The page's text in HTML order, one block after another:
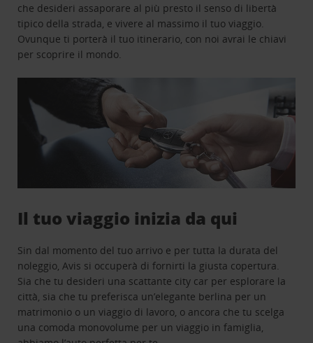
che desideri assaporare al più presto il senso di libertà
tipico della strada, e vivere al massimo il tuo viaggio.
Ovunque ti porterà il tuo itinerario, con noi avrai le chiavi
per scoprire il mondo.
Il tuo viaggio inizia da qui
Sin dal momento del tuo arrivo e per tutta la durata del
noleggio, Avis si occuperà di fornirti la giusta copertura.
Sia che tu desideri una scattante city car per esplorare la
città, sia che tu preferisca un’elegante berlina per un
matrimonio o un viaggio di lavoro, o ancora che tu scelga
una comoda monovolume per un viaggio in famiglia,